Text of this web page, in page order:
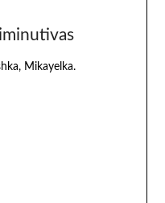
Mikayelka.